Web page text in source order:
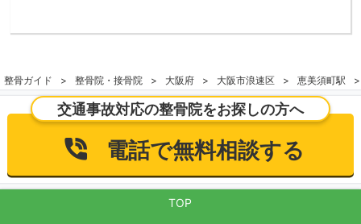
整骨ガイド 整骨院・接骨院 大阪府 大阪市浪速区 恵美須町駅
交通事故対応の整骨院をお探しの方へ
電話で無料相談する
TOP